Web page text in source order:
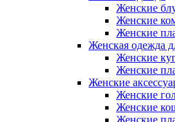
Женские
Женские
Женские
Женская одежда
Женские
Женские
Женские
Женские
Женские